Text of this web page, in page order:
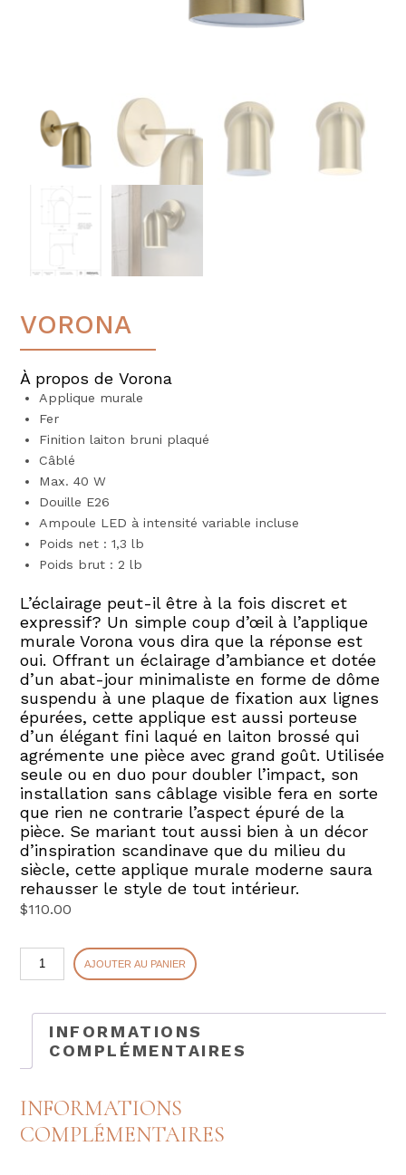
VORONA
À propos de Vorona
Applique murale
Fer
Finition laiton bruni plaqué
Câblé
Max. 40 W
Douille E26
Ampoule LED à intensité variable incluse
Poids net : 1,3 lb
Poids brut : 2 lb
L’éclairage peut-il être à la fois discret et
expressif? Un simple coup d’œil à l’applique
murale Vorona vous dira que la réponse est
oui. Offrant un éclairage d’ambiance et dotée
d’un abat-jour minimaliste en forme de dôme
suspendu à une plaque de fixation aux lignes
épurées, cette applique est aussi porteuse
d’un élégant fini laqué en laiton brossé qui
agrémente une pièce avec grand goût. Utilisée
seule ou en duo pour doubler l’impact, son
installation sans câblage visible fera en sorte
que rien ne contrarie l’aspect épuré de la
pièce. Se mariant tout aussi bien à un décor
d’inspiration scandinave que du milieu du
siècle, cette applique murale moderne saura
rehausser le style de tout intérieur.
$110.00
quantité
de
AJOUTER AU PANIER
INFORMATIONS
COMPLÉMENTAIRES
INFORMATIONS
COMPLÉMENTAIRES